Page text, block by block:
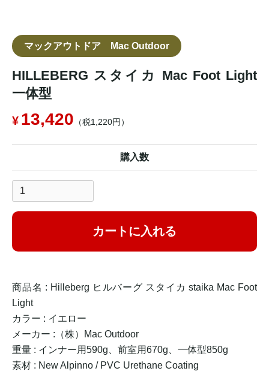
マックアウトドア Mac Outdoor
HILLEBERG スタイカ Mac Foot Light
一体型
13,420 （税1,220円）
購入数
カートに入れる
商品名 : Hilleberg ヒルバーグ スタイカ staika Mac Foot
Light
カラー : イエロー
メーカー :（株）Mac Outdoor
重量 : インナー用590g、前室用670g、一体型850g
素材 : New Alpinno / PVC Urethane Coating